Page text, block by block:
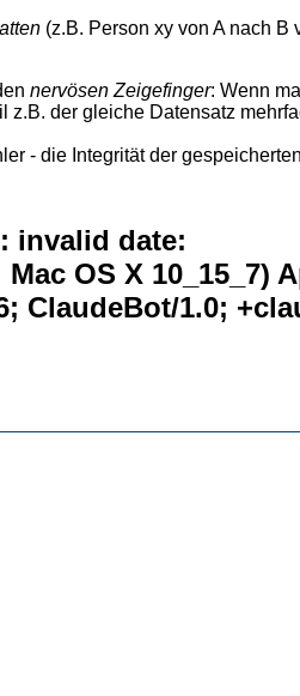
(z.B. Person xy von A nach
nervösen Zeigefinger: Wenn
z.B. der gleiche Datensatz
- die Integrität der
invalid date:
OS X 10_15_7)
ClaudeBot/1.0;